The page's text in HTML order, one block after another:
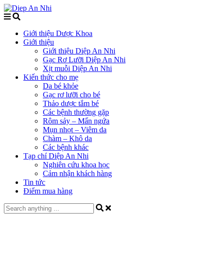
Giới thiệu Dược Khoa
Giới thiệu
Giới thiệu Diệp An Nhi
Gạc Rơ Lưỡi Diệp An Nhi
Xịt muỗi Diệp An Nhi
Kiến thức cho mẹ
Da bé khỏe
Gạc rơ lưỡi cho bé
Thảo dược tắm bé
Các bệnh thường gặp
Rôm sảy – Mẩn ngứa
Mụn nhọt – Viêm da
Chàm – Khô da
Các bệnh khác
Tạp chí Diệp An Nhi
Nghiên cứu khoa học
Cảm nhận khách hàng
Tin tức
Điểm mua hàng